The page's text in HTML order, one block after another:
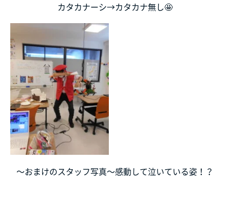
カタカナーシ→カタカナ無し🤩
～おまけのスタッフ写真～感動して泣いている姿！？